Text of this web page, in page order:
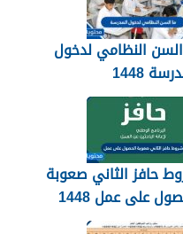
النظامي لدخول
1448
حافز الثاني صعوبة
على عمل 1448